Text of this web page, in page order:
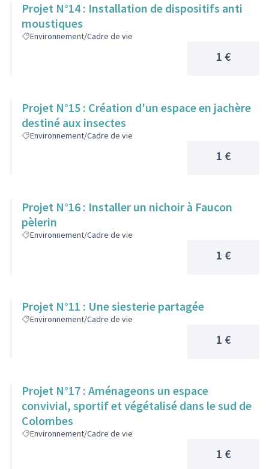
Projet N°14 : Installation de dispositifs anti
moustiques
Environnement/Cadre de vie
1 €
Projet N°15 : Création d'un espace en jachère
destiné aux insectes
Environnement/Cadre de vie
1 €
Projet N°16 : Installer un nichoir à Faucon
pèlerin
Environnement/Cadre de vie
1 €
Projet N°11 : Une siesterie partagée
Environnement/Cadre de vie
1 €
Projet N°17 : Aménageons un espace
convivial, sportif et végétalisé dans le sud de
Colombes
Environnement/Cadre de vie
1 €